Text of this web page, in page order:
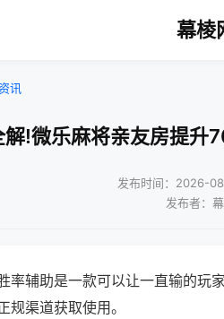
幕棱
讯
解!微乐麻将亲友房提升
发布时间：2026-
发布者：
率辅助是一款可以让一直输的玩
规渠道获取使用。